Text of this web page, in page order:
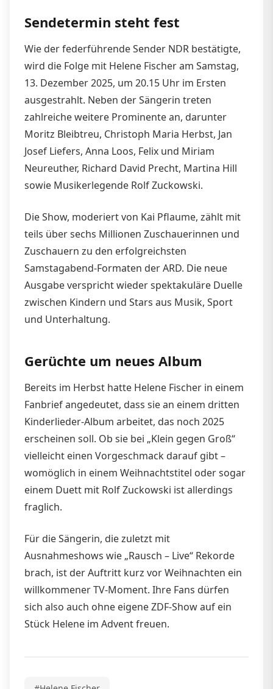
Sendetermin steht fest
Wie der federführende Sender NDR bestätigte,
wird die Folge mit Helene Fischer am Samstag,
13. Dezember 2025, um 20.15 Uhr im Ersten
ausgestrahlt. Neben der Sängerin treten
zahlreiche weitere Prominente an, darunter
Moritz Bleibtreu, Christoph Maria Herbst, Jan
Josef Liefers, Anna Loos, Felix und Miriam
Neureuther, Richard David Precht, Martina Hill
sowie Musikerlegende Rolf Zuckowski.
Die Show, moderiert von Kai Pflaume, zählt mit
teils über sechs Millionen Zuschauerinnen und
Zuschauern zu den erfolgreichsten
Samstagabend-Formaten der ARD. Die neue
Ausgabe verspricht wieder spektakuläre Duelle
zwischen Kindern und Stars aus Musik, Sport
und Unterhaltung.
Gerüchte um neues Album
Bereits im Herbst hatte Helene Fischer in einem
Fanbrief angedeutet, dass sie an einem dritten
Kinderlieder-Album arbeitet, das noch 2025
erscheinen soll. Ob sie bei „Klein gegen Groß“
vielleicht einen Vorgeschmack darauf gibt –
womöglich in einem Weihnachtstitel oder sogar
einem Duett mit Rolf Zuckowski ist allerdings
fraglich.
Für die Sängerin, die zuletzt mit
Ausnahmeshows wie „Rausch – Live“ Rekorde
brach, ist der Auftritt kurz vor Weihnachten ein
willkommener TV-Moment. Ihre Fans dürfen
sich also auch ohne eigene ZDF-Show auf ein
Stück Helene im Advent freuen.